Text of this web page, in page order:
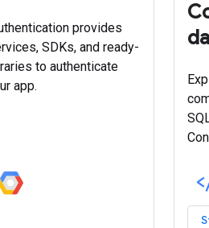
provides
SDKs, and ready-
to authenticate
app.